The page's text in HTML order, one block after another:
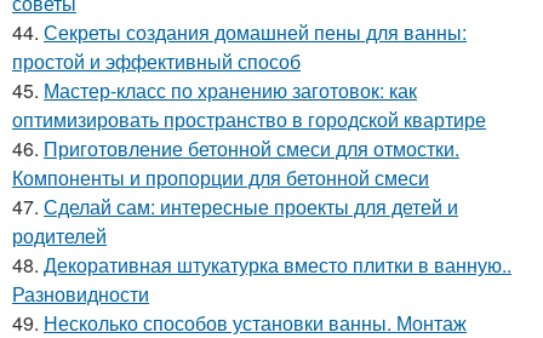
44. Секреты создания домашней пены для ванны:
простой и эффективный способ
45. Мастер-класс по хранению заготовок: как
оптимизировать пространство в городской квартире
46. Приготовление бетонной смеси для отмостки.
Компоненты и пропорции для бетонной смеси
47. Сделай сам: интересные проекты для детей и
родителей
48. Декоративная штукатурка вместо плитки в ванную..
Разновидности
49. Несколько способов установки ванны. Монтаж